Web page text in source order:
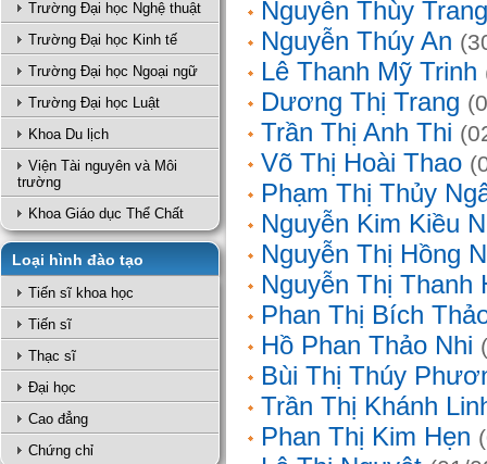
Trường Đại học Nghệ thuật
Trường Đại học Kinh tế
Trường Đại học Ngoại ngữ
Trường Đại học Luật
Khoa Du lịch
Viện Tài nguyên và Môi
trường
Khoa Giáo dục Thể Chất
Loại hình đào tạo
Tiến sĩ khoa học
Tiến sĩ
Thạc sĩ
Đại học
Cao đẳng
Chứng chỉ
Nguyễn Thùy Trang
Nguyễn Thúy An
Lê Thanh Mỹ Trinh
Dương Thị Trang
Trần Thị Anh Thi
Võ Thị Hoài Thao
Phạm Thị Thủy
Nguyễn Kim Kiều
Nguyễn Thị Hồng
Nguyễn Thị Thanh
Phan Thị Bích
Hồ Phan Thảo Nhi
Bùi Thị Thúy
Trần Thị Khánh
Phan Thị Kim Hẹn